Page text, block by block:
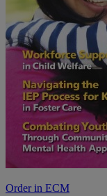
Order in ECM